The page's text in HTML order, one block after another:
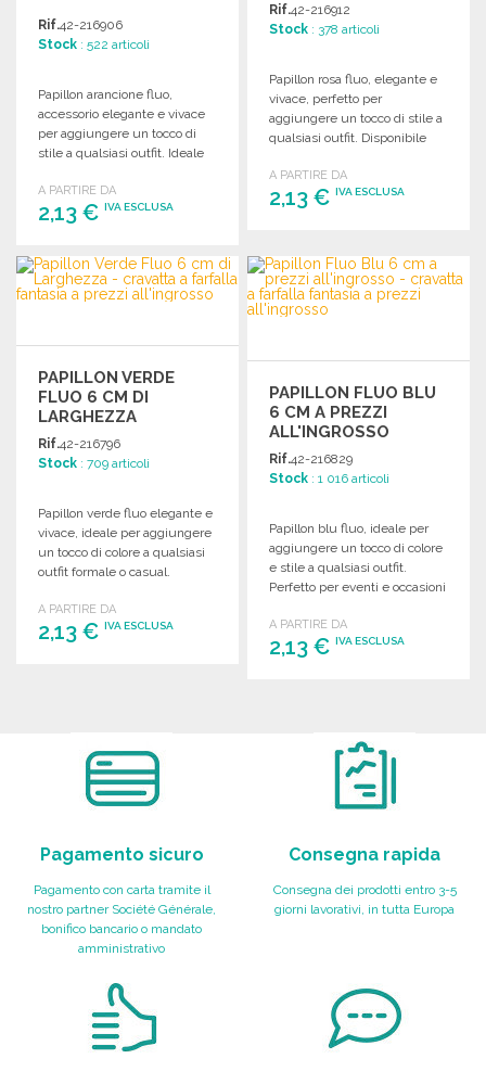
Rif.42-216906
Stock : 522 articoli
Papillon arancione fluo,
accessorio elegante e vivace
per aggiungere un tocco di
stile a qualsiasi outfit. Ideale
A PARTIRE DA
2,13 € IVA ESCLUSA
ORDINARE
Richiedi un preventivo
Rif.42-216912
Stock : 378 articoli
Papillon rosa fluo, elegante e
vivace, perfetto per
aggiungere un tocco di stile a
qualsiasi outfit. Disponibile
A PARTIRE DA
2,13 €IVA ESCLUSA
Richiedi un preventivo
PAPILLON VERDE
FLUO 6 CM DI
LARGHEZZA
Rif.42-216796
Stock : 709 articoli
Papillon verde fluo elegante e
vivace, ideale per aggiungere
un tocco di colore a qualsiasi
outfit formale o casual.
A PARTIRE DA
2,13 € IVA ESCLUSA
PAPILLON FLUO BLU
6 CM A PREZZI
ALL'INGROSSO
Rif.42-216829
Stock : 1 016 articoli
Papillon blu fluo, ideale per
aggiungere un tocco di colore
e stile a qualsiasi outfit.
Perfetto per eventi e occasioni
A PARTIRE DA
2,13 €IVA ESCLUSA
Pagamento sicuro
Pagamento con carta tramite il
nostro partner Société Générale,
bonifico bancario o mandato
amministrativo
Consegna rapida
Consegna dei prodotti entro 3-5
giorni lavorativi, in tutta Europa